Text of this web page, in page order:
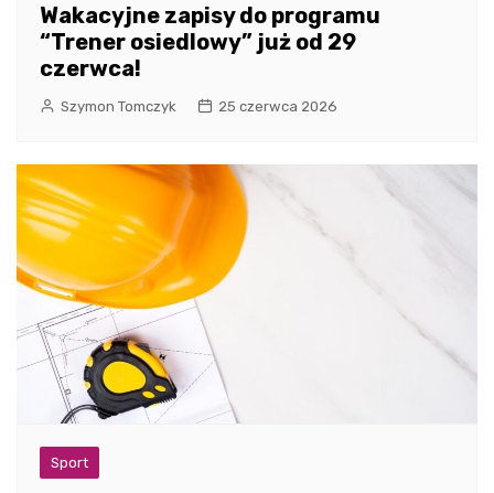
Wakacyjne zapisy do programu
“Trener osiedlowy” już od 29
czerwca!
Szymon Tomczyk 25 czerwca 2026
Sport